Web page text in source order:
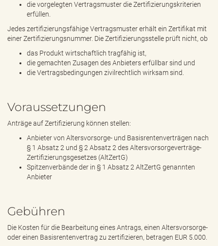
die vorgelegten Vertragsmuster die Zertifizierungskriterien
erfüllen.
Jedes zertifizierungsfähige Vertragsmuster erhält ein Zertifikat mit
einer Zertifizierungsnummer. Die Zertifizierungsstelle prüft nicht, ob
das Produkt wirtschaftlich tragfähig ist,
die gemachten Zusagen des Anbieters erfüllbar sind und
die Vertragsbedingungen zivilrechtlich wirksam sind.
Voraussetzungen
Anträge auf Zertifizierung können stellen:
Anbieter von Altersvorsorge- und Basisrentenverträgen nach
§ 1 Absatz 2 und § 2 Absatz 2 des Altersvorsorgeverträge-
Zertifizierungsgesetzes (AltZertG)
Spitzenverbände der in § 1 Absatz 2 AltZertG genannten
Anbieter
Gebühren
Die Kosten für die Bearbeitung eines Antrags, einen Altersvorsorge-
oder einen Basisrentenvertrag zu zertifizieren, betragen EUR 5.000.